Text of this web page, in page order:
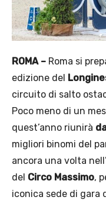
ROMA – Roma si
edizione del
circuito di salto
Poco meno di un
quest’anno riunirà
migliori binomi del
ancora una volta
del Circo Massimo,
iconica sede di